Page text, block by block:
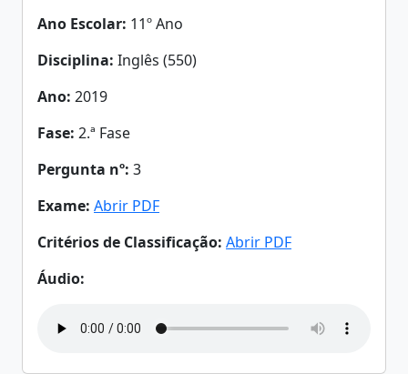
Ano Escolar: 11º Ano
Disciplina: Inglês (550)
Ano: 2019
Fase: 2.ª Fase
Pergunta nº: 3
Exame: Abrir PDF
Critérios de Classificação: Abrir PDF
Áudio: